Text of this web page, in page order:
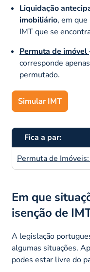
Liquidação
imobiliário, em
IMT que se
Permuta de imóvel
corresponde
permutado.
Simular IMT
Fica a par:
Permuta de
Em que
isenção de
A legislação
algumas situações.
podes estar livre do